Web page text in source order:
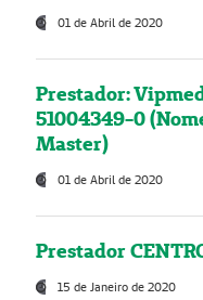
01 de Abril de 2020
Prestador:
51004349-0
Master)
01 de Abril de 2020
Prestador
15 de Janeiro de 2020